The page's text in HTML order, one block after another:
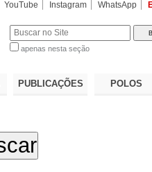
YouTube Instagram WhatsApp
apenas nesta seção
PUBLICAÇÕES POLOS